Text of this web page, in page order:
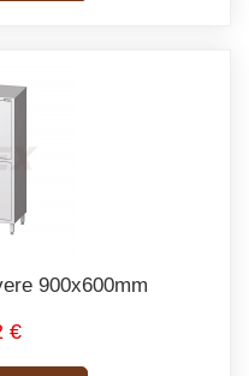
900x600mm
€